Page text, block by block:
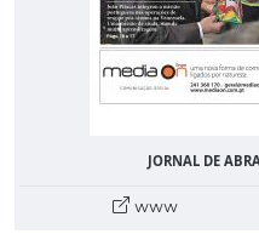
JORNAL DE
www